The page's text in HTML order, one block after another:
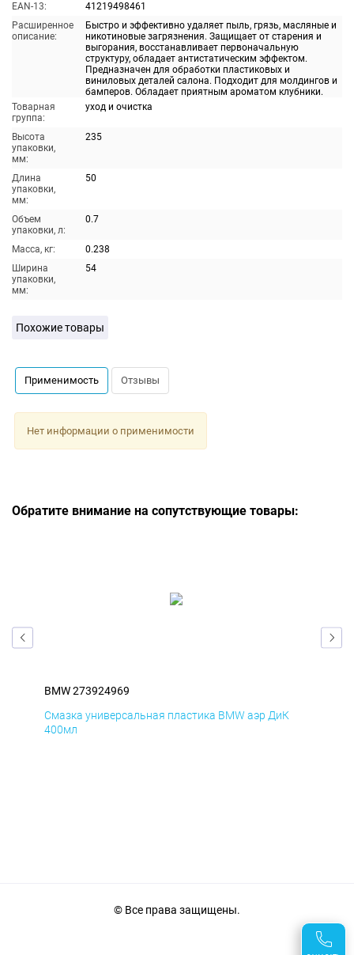
EAN-13:
41219498461
Расширенное
описание:
Быстро и эффективно удаляет пыль, грязь, масляные и
никотиновые загрязнения. Защищает от старения и
выгорания, восстанавливает первоначальную
структуру, обладает антистатическим эффектом.
Предназначен для обработки пластиковых и
виниловых деталей салона. Подходит для молдингов и
бамперов. Обладает приятным ароматом клубники.
Товарная
группа:
уход и очистка
Высота
упаковки,
мм:
235
Длина
упаковки,
мм:
50
Объем
упаковки, л:
0.7
Масса, кг:
0.238
Ширина
упаковки,
мм:
54
Похожие товары
Применимость Отзывы
Нет информации о применимости
Обратите внимание на сопутствующие товары:
BMW 273924969
Смазка универсальная пластика BMW аэр ДиК
400мл
© Все права защищены.